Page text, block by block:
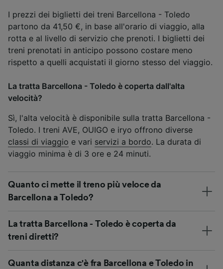
I prezzi dei biglietti dei treni Barcellona - Toledo
partono da 41,50 €, in base all'orario di viaggio, alla
rotta e al livello di servizio che prenoti. I biglietti dei
treni prenotati in anticipo possono costare meno
rispetto a quelli acquistati il giorno stesso del viaggio.
La tratta Barcellona - Toledo è coperta dall'alta
velocità?
Sì, l'alta velocità è disponibile sulla tratta Barcellona -
Toledo. I treni AVE, OUIGO e iryo offrono diverse
classi di viaggio e vari servizi a bordo. La durata di
viaggio minima è di 3 ore e 24 minuti.
Quanto ci mette il treno più veloce da
Barcellona a Toledo?
La tratta Barcellona - Toledo è coperta da
treni diretti?
Quanta distanza c'è fra Barcellona e Toledo in